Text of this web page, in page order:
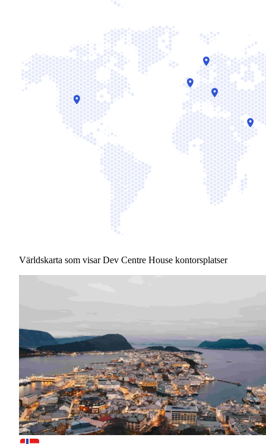
Världskarta som visar Dev Centre House kontorsplatser